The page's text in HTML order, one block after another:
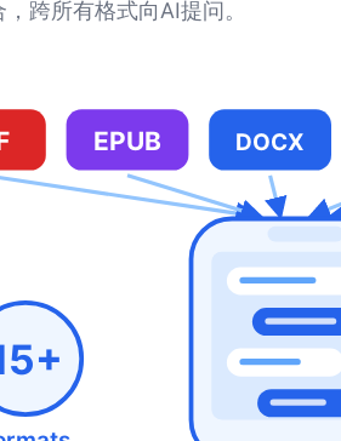
跨所有格式向AI提问。
EPUB DOCX